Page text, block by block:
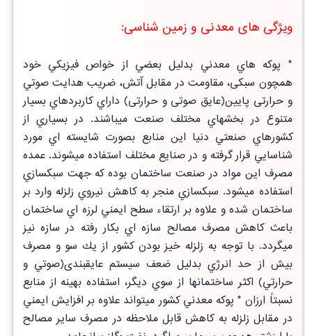
ویژگی های معدنی و زمین شناسی:
* پوكه هاي معدني بدليل بعضي از خواص فيزيكي خود
همچون سبكی، مقاومت در مقابل آتش، ضريب هدايت صوتي
و حرارتی پايين(عايق صوتی و حرارتی) داراي كاربردهاي بسيار
متنوع در بخشهاي مختلف صنعت ميباشند. در بسياري از
كشورهاي صنعتي دنيا اين منابع بصورت شايسته اي مورد
شناسايي قرار گرفته و در صنايع مختلف استفاده ميشوند. عمده
مصرف اين مواد در صنعت ساختمان بوده كه جهت سبكسازي
استفاده ميشود. سبكسازي منجر به كاهش نيروي زلزله وارد بر
ساختمان شده و علاوه بر ارتقاء سطح ايمني لرزه اي ساختمان
باعث كاهش مصرف مصالح سازه اي بكار رفته در سازه نيز
ميگردد. با توجه به زلزله خيز بودن كشور از يك سو و مصرف
بيش از حد انرژي بدليل ضعف سيستمعايقبندی(صوتي و
حرارتي) اكثر ساختمانها از سوي ديگر، استفاده بهينه از منابع
نسبتاً ارزان * پوكه معدني كشور ميتواند علاوه بر افزايش ايمني
در مقابل زلزله بهكاهش قابل ملاحظه در مصرف ساير مصالح